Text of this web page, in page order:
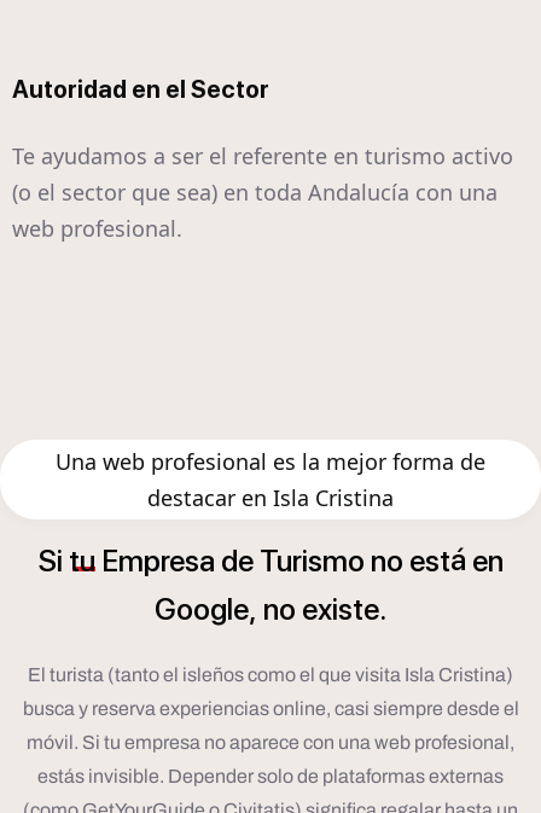
Autoridad en el Sector
Te ayudamos a ser el referente en turismo activo
(o el sector que sea) en toda Andalucía con una
web profesional.
Una web profesional es la mejor forma de
destacar en Isla Cristina
Si tu Empresa de Turismo no está en
Google, no existe.
El turista (tanto el isleños como el que visita Isla Cristina)
busca y reserva experiencias online, casi siempre desde el
móvil. Si tu empresa no aparece con una web profesional,
estás invisible. Depender solo de plataformas externas